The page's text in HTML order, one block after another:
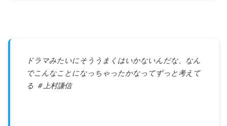
ドラマみたいにそううまくはいかないんだな、なん
でこんなことになっちゃったかなってずっと考えて
る ＃上村謙信